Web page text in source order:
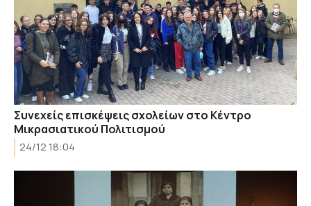
Συνεχείς επισκέψεις σχολείων στο Κέντρο
Μικρασιατικού Πολιτισμού
24/12 18:04